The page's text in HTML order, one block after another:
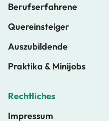
Berufserfahrene
Quereinsteiger
Auszubildende
Praktika & Minijobs
Rechtliches
Impressum